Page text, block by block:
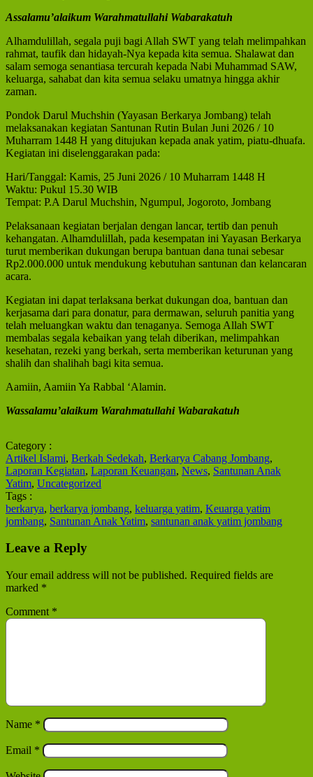
Assalamu’alaikum Warahmatullahi Wabarakatuh
Alhamdulillah, segala puji bagi Allah SWT yang telah melimpahkan
rahmat, taufik dan hidayah-Nya kepada kita semua. Shalawat dan
salam semoga senantiasa tercurah kepada Nabi Muhammad SAW,
keluarga, sahabat dan kita semua selaku umatnya hingga akhir
zaman.
Pondok Darul Muchshin (Yayasan Berkarya Jombang) telah
melaksanakan kegiatan Santunan Rutin Bulan Juni 2026 / 10
Muharram 1448 H yang ditujukan kepada anak yatim, piatu-dhuafa.
Kegiatan ini diselenggarakan pada:
Hari/Tanggal: Kamis, 25 Juni 2026 / 10 Muharram 1448 H
Waktu: Pukul 15.30 WIB
Tempat: P.A Darul Muchshin, Ngumpul, Jogoroto, Jombang
Pelaksanaan kegiatan berjalan dengan lancar, tertib dan penuh
kehangatan. Alhamdulillah, pada kesempatan ini Yayasan Berkarya
turut memberikan dukungan berupa bantuan dana tunai sebesar
Rp2.000.000 untuk mendukung kebutuhan santunan dan kelancaran
acara.
Kegiatan ini dapat terlaksana berkat dukungan doa, bantuan dan
kerjasama dari para donatur, para dermawan, seluruh panitia yang
telah meluangkan waktu dan tenaganya. Semoga Allah SWT
membalas segala kebaikan yang telah diberikan, melimpahkan
kesehatan, rezeki yang berkah, serta memberikan keturunan yang
shalih dan shalihah bagi kita semua.
Aamiin, Aamiin Ya Rabbal ‘Alamin.
Wassalamu’alaikum Warahmatullahi Wabarakatuh
Category :
Artikel Islami, Berkah Sedekah, Berkarya Cabang Jombang,
Laporan Kegiatan, Laporan Keuangan, News, Santunan Anak
Yatim, Uncategorized
Tags :
berkarya, berkarya jombang, keluarga yatim, Keuarga yatim
jombang, Santunan Anak Yatim, santunan anak yatim jombang
Leave a Reply
Your email address will not be published. Required fields are
marked *
Comment *
Name *
Email *